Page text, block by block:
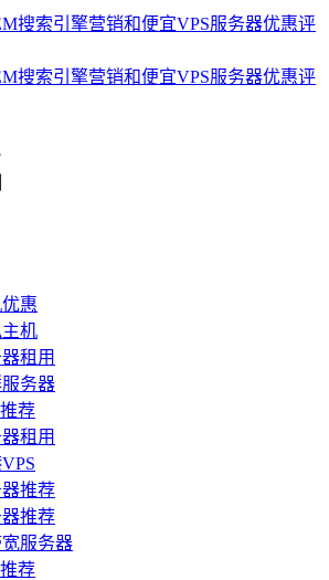
惠
机
租用
务器
荐
租用
器推荐
推荐
服务器
荐